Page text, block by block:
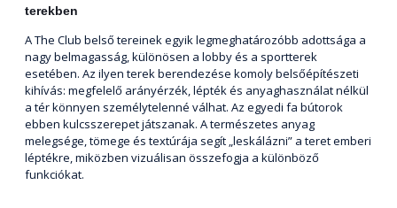
terekben
A The Club belső tereinek egyik legmeghatározóbb adottsága a
nagy belmagasság, különösen a lobby és a sportterek
esetében. Az ilyen terek berendezése komoly belsőépítészeti
kihívás: megfelelő arányérzék, lépték és anyaghasználat nélkül
a tér könnyen személytelenné válhat. Az egyedi fa bútorok
ebben kulcsszerepet játszanak. A természetes anyag
melegsége, tömege és textúrája segít „leskálázni” a teret emberi
léptékre, miközben vizuálisan összefogja a különböző
funkciókat.